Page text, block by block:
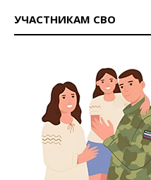
УЧАСТНИКАМ СВО